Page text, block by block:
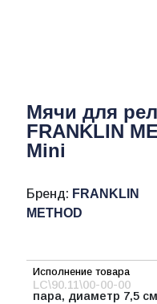
Мячи для
FRANKLIN
Mini
Бренд: FRANKLIN
METHOD
LC\90.11\00-00-00
пара, диаметр 7,5